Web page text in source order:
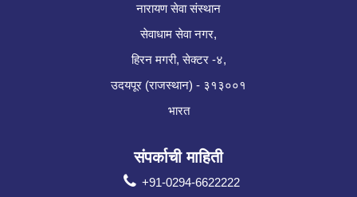
नारायण सेवा संस्थान
सेवाधाम सेवा नगर,
हिरन मगरी, सेक्टर -४,
उदयपूर (राजस्थान) - ३१३००१
भारत
संपर्काची माहिती
+91-0294-6622222